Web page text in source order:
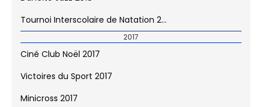
Galaxie en folie
Tournoi Interscolaire de Basket 201...